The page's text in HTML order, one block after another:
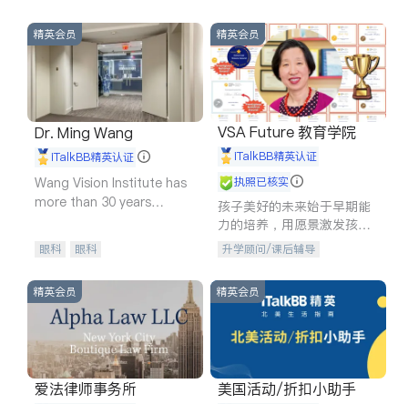
商铺租售
开发商建商
精英会员
Dr. Ming Wang
iTalkBB精英认证
Wang Vision Institute has
more than 30 years
眼科 眼科
精英会员
VSA Future 教育学院
iTalkBB精英认证
执照已核实
孩子美好的未来始于早期能
力的培养，用愿景激发孩子
的学习潜力和动力。理念：
拥有成长型心态是成功的基
石。
升学顾问/课后辅导
精英会员
爱法律师事务所
精英会员
美国活动/折扣小助手